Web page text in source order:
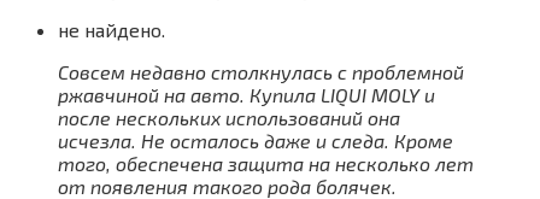
не найдено.
Совсем недавно столкнулась с проблемной
ржавчиной на авто. Купила LIQUI MOLY и
после нескольких использований она
исчезла. Не осталось даже и следа. Кроме
того, обеспечена защита на несколько лет
от появления такого рода болячек.